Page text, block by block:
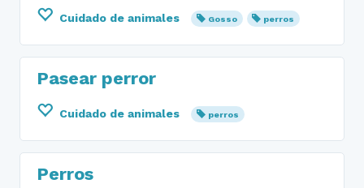
Cuidado de animales Gosso perros
Pasear perror
Cuidado de animales perros
Perros